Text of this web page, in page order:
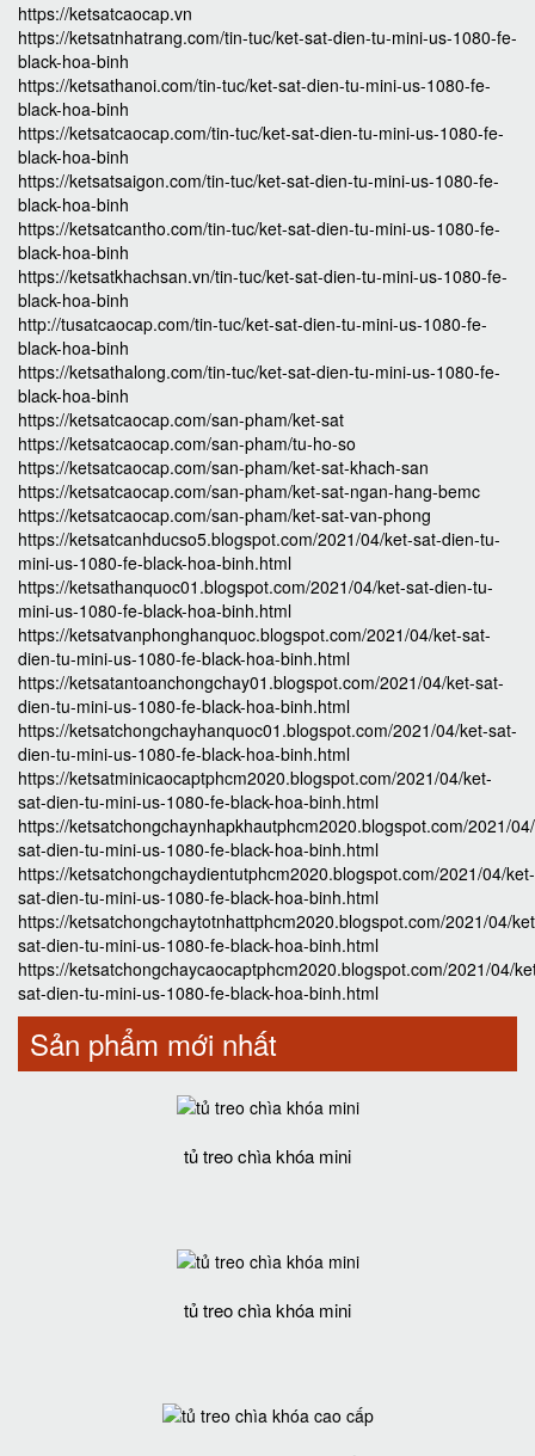
https://ketsatcaocap.vn
https://ketsatnhatrang.com/tin-tuc/ket-sat-dien-tu-mini-us-1080-fe-
black-hoa-binh
https://ketsathanoi.com/tin-tuc/ket-sat-dien-tu-mini-us-1080-fe-
black-hoa-binh
https://ketsatcaocap.com/tin-tuc/ket-sat-dien-tu-mini-us-1080-fe-
black-hoa-binh
https://ketsatsaigon.com/tin-tuc/ket-sat-dien-tu-mini-us-1080-fe-
black-hoa-binh
https://ketsatcantho.com/tin-tuc/ket-sat-dien-tu-mini-us-1080-fe-
black-hoa-binh
https://ketsatkhachsan.vn/tin-tuc/ket-sat-dien-tu-mini-us-1080-fe-
black-hoa-binh
http://tusatcaocap.com/tin-tuc/ket-sat-dien-tu-mini-us-1080-fe-
black-hoa-binh
https://ketsathalong.com/tin-tuc/ket-sat-dien-tu-mini-us-1080-fe-
black-hoa-binh
https://ketsatcaocap.com/san-pham/ket-sat
https://ketsatcaocap.com/san-pham/tu-ho-so
https://ketsatcaocap.com/san-pham/ket-sat-khach-san
https://ketsatcaocap.com/san-pham/ket-sat-ngan-hang-bemc
https://ketsatcaocap.com/san-pham/ket-sat-van-phong
https://ketsatcanhducso5.blogspot.com/2021/04/ket-sat-dien-tu-
mini-us-1080-fe-black-hoa-binh.html
https://ketsathanquoc01.blogspot.com/2021/04/ket-sat-dien-tu-
mini-us-1080-fe-black-hoa-binh.html
https://ketsatvanphonghanquoc.blogspot.com/2021/04/ket-sat-
dien-tu-mini-us-1080-fe-black-hoa-binh.html
https://ketsatantoanchongchay01.blogspot.com/2021/04/ket-sat-
dien-tu-mini-us-1080-fe-black-hoa-binh.html
https://ketsatchongchayhanquoc01.blogspot.com/2021/04/ket-sat-
dien-tu-mini-us-1080-fe-black-hoa-binh.html
https://ketsatminicaocaptphcm2020.blogspot.com/2021/04/ket-
sat-dien-tu-mini-us-1080-fe-black-hoa-binh.html
https://ketsatchongchaynhapkhautphcm2020.blogspot.com/2021/
sat-dien-tu-mini-us-1080-fe-black-hoa-binh.html
https://ketsatchongchaydientutphcm2020.blogspot.com/2021/04/ket-
sat-dien-tu-mini-us-1080-fe-black-hoa-binh.html
https://ketsatchongchaytotnhattphcm2020.blogspot.com/2021/04/
sat-dien-tu-mini-us-1080-fe-black-hoa-binh.html
https://ketsatchongchaycaocaptphcm2020.blogspot.com/2021/04/
sat-dien-tu-mini-us-1080-fe-black-hoa-binh.html
Sản phẩm mới nhất
tủ treo chìa khóa mini
tủ treo chìa khóa mini